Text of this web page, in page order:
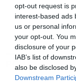
opt-out request is
interest-based ads
us or personal
your opt-out. You
disclosure of your
IAB’s list of
also be disclosed
Downstream
ΡΟΗ ΕΙΔΗΣΕΩΝ